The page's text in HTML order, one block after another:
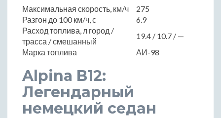
Максимальная скорость, км/ч
275
Разгон до 100 км/ч, с
6.9
Расход топлива, л город /
трасса / смешанный
19.4 / 10.7 / —
Марка топлива
АИ-98
Alpina B12:
Легендарный
немецкий седан